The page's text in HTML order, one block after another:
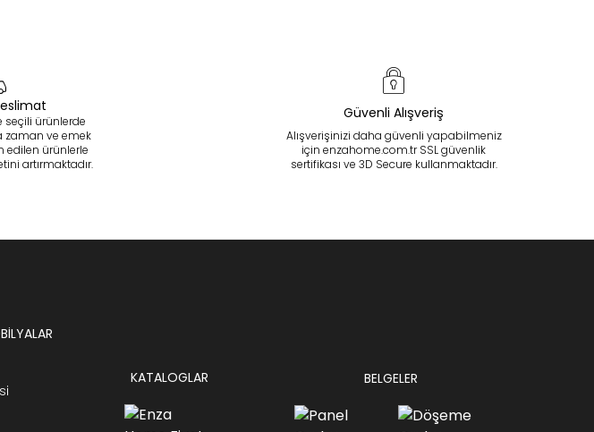
seçili ürünlerde
zaman ve emek
edilen ürünlerle
artırmaktadır.
Güvenli Alışveriş
Alışverişinizi daha güvenli yapabilmeniz
için enzahome.com.tr SSL güvenlik
sertifikası ve 3D Secure kullanmaktadır.
KATALOGLAR BELGELER